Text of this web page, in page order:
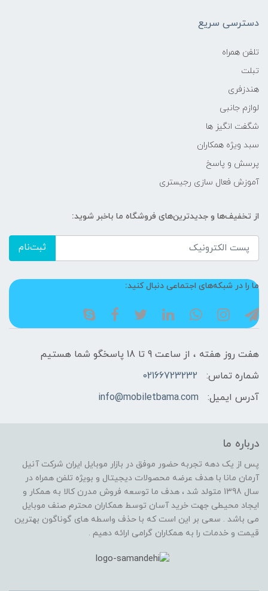
دسترسی سریع
تلفن همراه
تبلت
هندزفری
لوازم جانبی
شگفت انگیز ها
سبد ویژه همکاران
پرسش و پاسخ
آموزش فعال سازی رجیستری
از تخفیف‌ها و جدیدترین‌های فروشگاه ما باخبر شوید:
ثبت‌نام
ما را در شبکه‌های اجتماعی دنبال کنید:
هفت روز هفته ، از ساعت 9 تا 18 پاسخگو شما هستیم
شماره تماس:
02166723232
آدرس ایمیل:
info@mobiletbama.com
درباره ما
پس از یک دهه تجربه حضور موفق در بازار موبایل ایران شرکت آنیل
آرمان مانا با هدف عرضه محصولات دیجیتال و بویژه تلفن همراه در
سال 1398 متولد شد ، هدف ما توسعه فروش مدرن کالا به همکار و
ایجاد محیطی جهت خرید آسان توسط همکاران محترم صنف موبایل
می باشد . سعی بر این است که با حذف واسطه های گوناگون بهترین
قیمت و خدمات را به همکاران گرامی ارائه دهیم .